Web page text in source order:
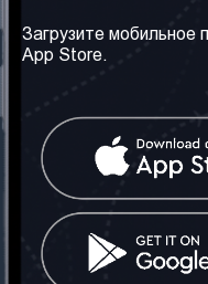
Наши сервисы
Контакт
Грузия: Тбилиси
Телефон:
Загрузите мобильное
App Store.